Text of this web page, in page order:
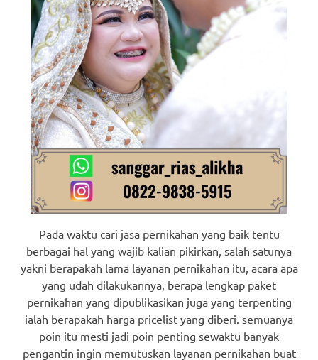
Pada waktu cari jasa pernikahan yang baik tentu
berbagai hal yang wajib kalian pikirkan, salah satunya
yakni berapakah lama layanan pernikahan itu, acara apa
yang udah dilakukannya, berapa lengkap paket
pernikahan yang dipublikasikan juga yang terpenting
ialah berapakah harga pricelist yang diberi. semuanya
poin itu mesti jadi poin penting sewaktu banyak
pengantin ingin memutuskan layanan pernikahan buat